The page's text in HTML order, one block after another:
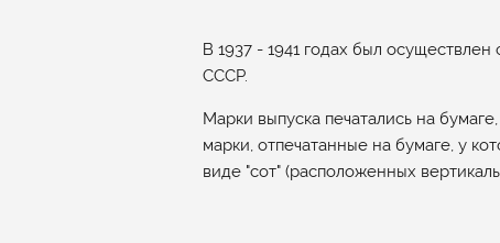
В 1937 - 1941 годах был
СССР.
Марки выпуска печатались на
марки, отпечатанные на бумаге, у
виде "сот" (расположенных